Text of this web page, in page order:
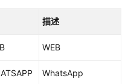
描述
WEB
WhatsApp